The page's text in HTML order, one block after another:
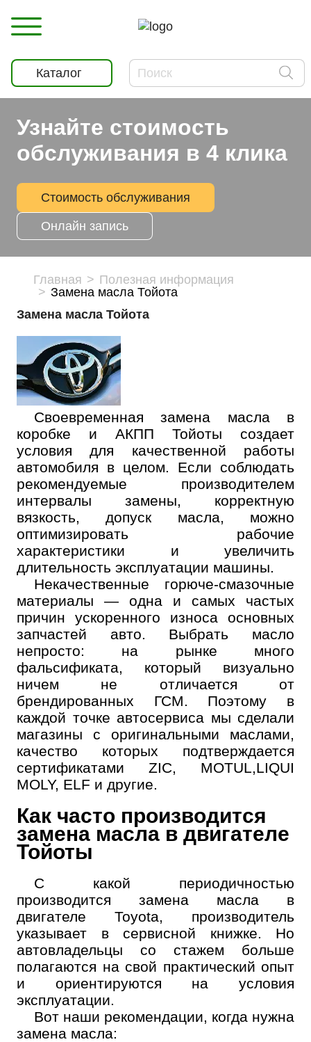
Каталог
Узнайте стоимость
обслуживания в 4 клика
Стоимость обслуживания
Онлайн запись
Главная
Полезная информация
Замена масла Тойота
Замена масла Тойота
Своевременная замена масла в
коробке и АКПП Тойоты создает
условия для качественной работы
автомобиля в целом. Если соблюдать
рекомендуемые производителем
интервалы замены, корректную
вязкость, допуск масла, можно
оптимизировать рабочие
характеристики и увеличить
длительность эксплуатации машины.
Некачественные горюче-смазочные
материалы — одна и самых частых
причин ускоренного износа основных
запчастей авто. Выбрать масло
непросто: на рынке много
фальсификата, который визуально
ничем не отличается от
брендированных ГСМ. Поэтому в
каждой точке автосервиса мы сделали
магазины с оригинальными маслами,
качество которых подтверждается
сертификатами ZIC, MOTUL,LIQUI
MOLY, ELF и другие.
Как часто производится
замена масла в двигателе
Тойоты
С какой периодичностью
производится замена масла в
двигателе Toyota, производитель
указывает в сервисной книжке. Но
автовладельцы со стажем больше
полагаются на свой практический опыт
и ориентируются на условия
эксплуатации.
Вот наши рекомендации, когда нужна
замена масла: